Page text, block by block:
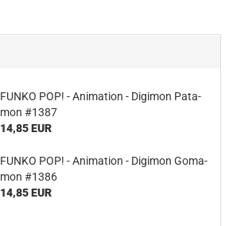
FUNKO POP! - Ani­ma­ti­on - Di­gi­mon Pa­t­a­
mon #1387
14,85 EUR
FUNKO POP! - Ani­ma­ti­on - Di­gi­mon Go­ma­
mon #1386
14,85 EUR